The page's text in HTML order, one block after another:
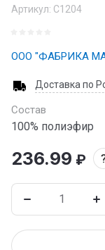
Артикул: С1204
ООО "ФАБРИКА
Доставка по
Состав
100% полиэфир
236.99 ₽